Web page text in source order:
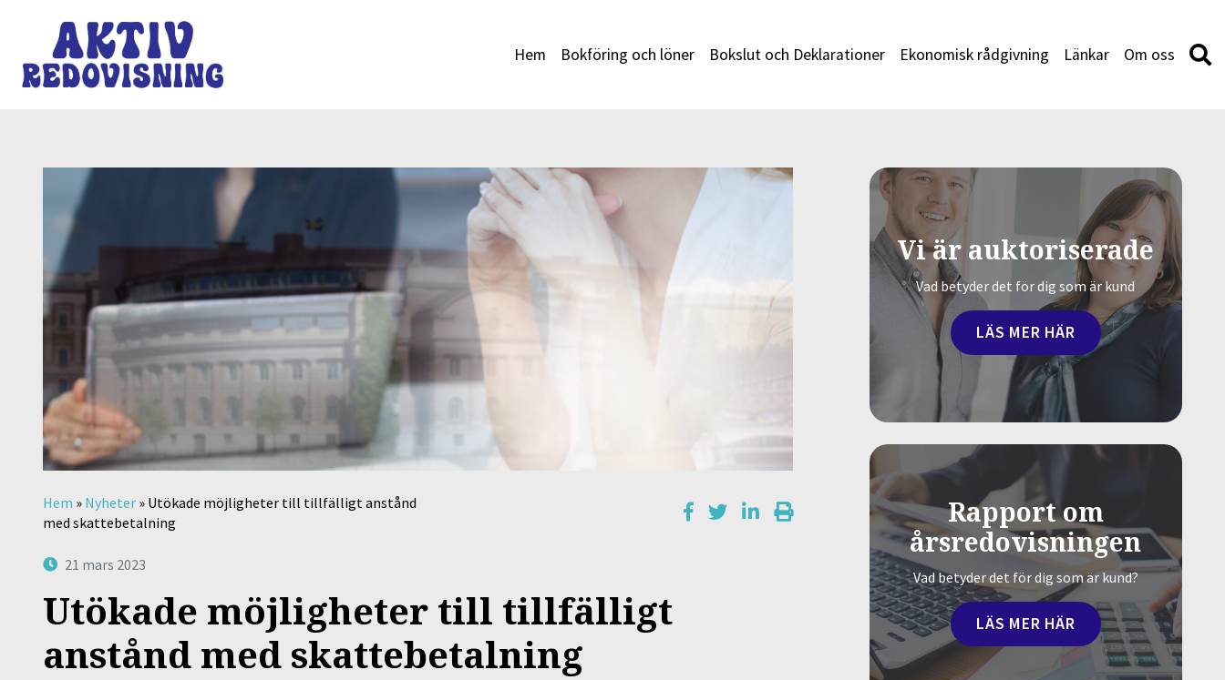
Hem Bokföring och löner Bokslut och Deklarationer Ekonomisk rådgivning Länkar Om oss
Hem » Nyheter » Utökade möjligheter till tillfälligt anstånd
med skattebetalning
21 mars 2023
Utökade möjligheter till tillfälligt
anstånd med skattebetalning
Vi är auktoriserade
Vad betyder det för dig som är kund
LÄS MER HÄR
Rapport om
årsredovisningen
Vad betyder det för dig som är kund?
LÄS MER HÄR